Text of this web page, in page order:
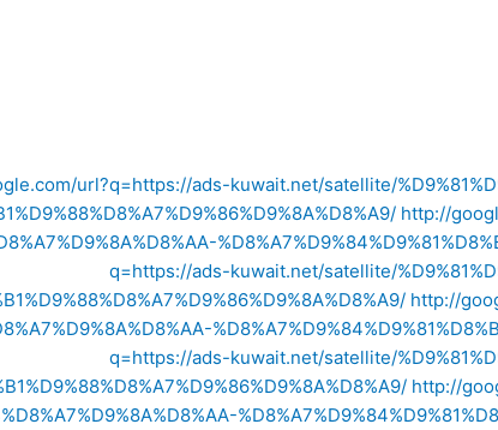
url?q=https://ads-kuwait.net/satellite/
http://
q=https://ads-kuwait.net/satellite/
http://
q=https://ads-kuwait.net/satellite/
http://